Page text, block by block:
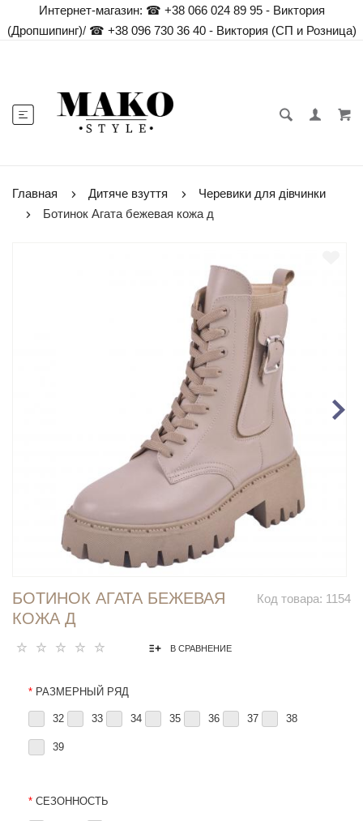
Интернет-магазин: ☎ +38 066 024 89 95 - Виктория
(Дропшипинг)/☎ +38 096 730 36 40 - Виктория (СП и Розница)
Главная Дитяче взуття
Черевики для дівчинки
Ботинок Агата бежевая кожа д
Код товара: 1154
БОТИНОК АГАТА БЕЖЕВАЯ
КОЖА Д
В СРАВНЕНИЕ
* РАЗМЕРНЫЙ РЯД
32 33 34 35 36 37 38
39
* СЕЗОННОСТЬ